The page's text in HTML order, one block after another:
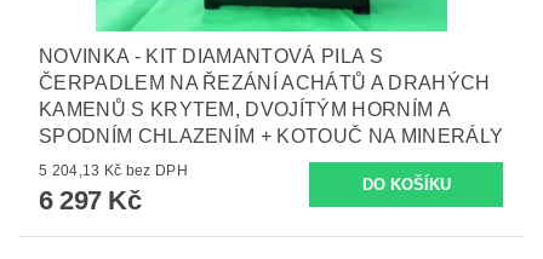
NOVINKA - KIT DIAMANTOVÁ PILA S
ČERPADLEM NA ŘEZÁNÍ ACHÁTŮ A DRAHÝCH
KAMENŮ S KRYTEM, DVOJÍTÝM HORNÍM A
SPODNÍM CHLAZENÍM + KOTOUČ NA MINERÁLY
5 204,13 Kč bez DPH
6 297 Kč